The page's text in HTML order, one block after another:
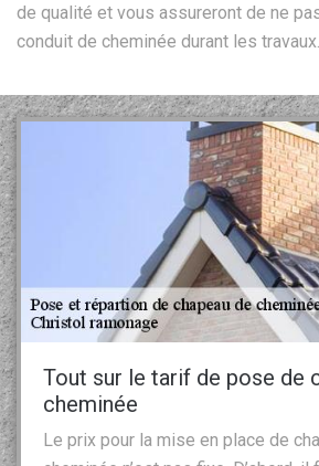
de qualité et vous assureront de ne
conduit de cheminée durant les travaux.
Tout sur le tarif de pose de
cheminée
Le prix pour la mise en place de